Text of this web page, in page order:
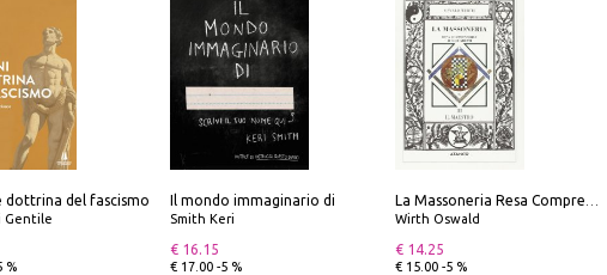
dottrina del fascismo
Gentile
%
Il mondo immaginario di
Smith Keri
€ 16.15
€ 17.00 -5 %
Wirth Oswald
€ 14.25
€ 15.00 -5 %